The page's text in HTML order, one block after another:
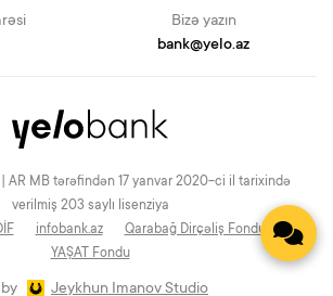
Bizə yazın
bank@yelo.az
AR MB tərəfindən 17 yanvar 2020-ci il tarixində
verilmiş 203 saylı lisenziya
infobank.az
Qarabağ Dirçəliş Fondu
YAŞAT Fondu
Jeykhun Imanov Studio